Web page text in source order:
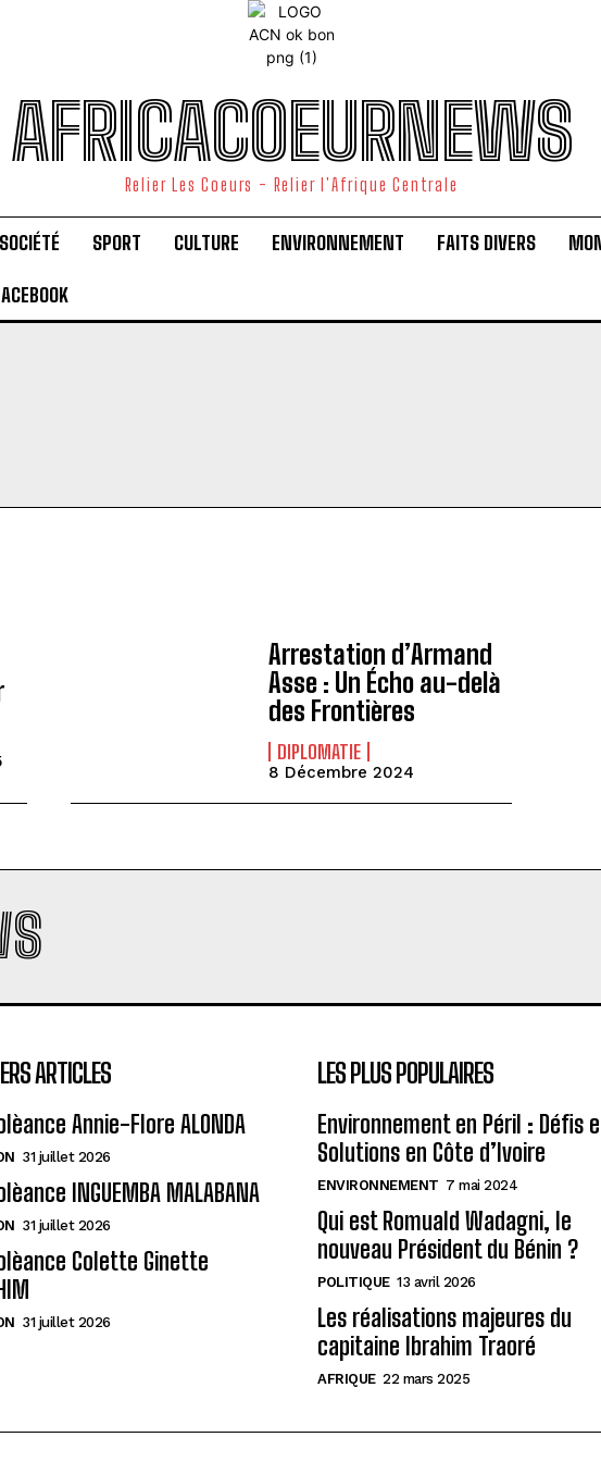
AFRICACOEURNEWS
Relier Les Coeurs - Relier l'Afrique Centrale
SOCIÉTÉ SPORT CULTURE ENVIRONNEMENT FAITS DIVERS
Arrestation d’Armand
Asse : Un Écho au-delà
des Frontières
DIPLOMATIE
8 Décembre 2024
ARTICLES
Annie-Flore ALONDA
31 juillet 2026
INGUEMBA MALABANA
31 juillet 2026
Colette Ginette
31 juillet 2026
LES PLUS POPULAIRES
Environnement en Péril : Défis
Solutions en Côte d’Ivoire
ENVIRONNEMENT 7 mai 2024
Qui est Romuald Wadagni, le
nouveau Président du Bénin ?
POLITIQUE 13 avril 2026
Les réalisations majeures du
capitaine Ibrahim Traoré
AFRIQUE 22 mars 2025